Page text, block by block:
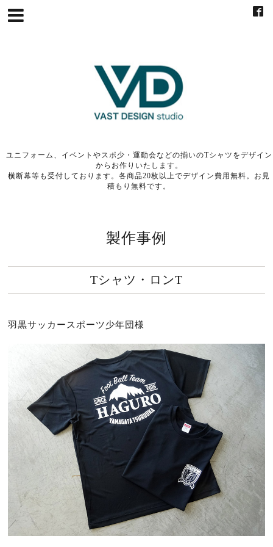
ユニフォーム、イベントやスポ少・運動会などの揃いのTシャツをデザイン
からお作りいたします。
横断幕等も受付しております。各商品20枚以上でデザイン費用無料。お見
積もり無料です。
製作事例
Tシャツ・ロンT
羽黒サッカースポーツ少年団様